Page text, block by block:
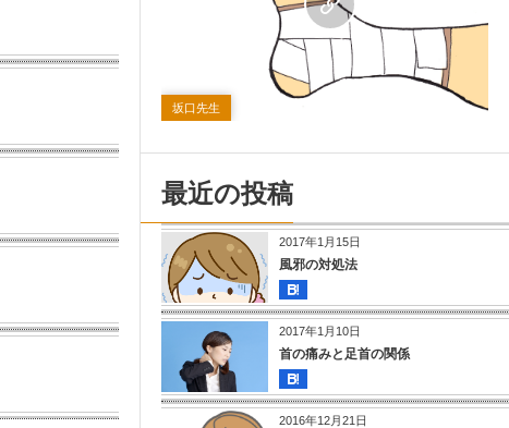
坂口先生
0
最近の投稿
2017年1月15日
風邪の対処法
2017年1月10日
首の痛みと足首の関係
2016年12月21日